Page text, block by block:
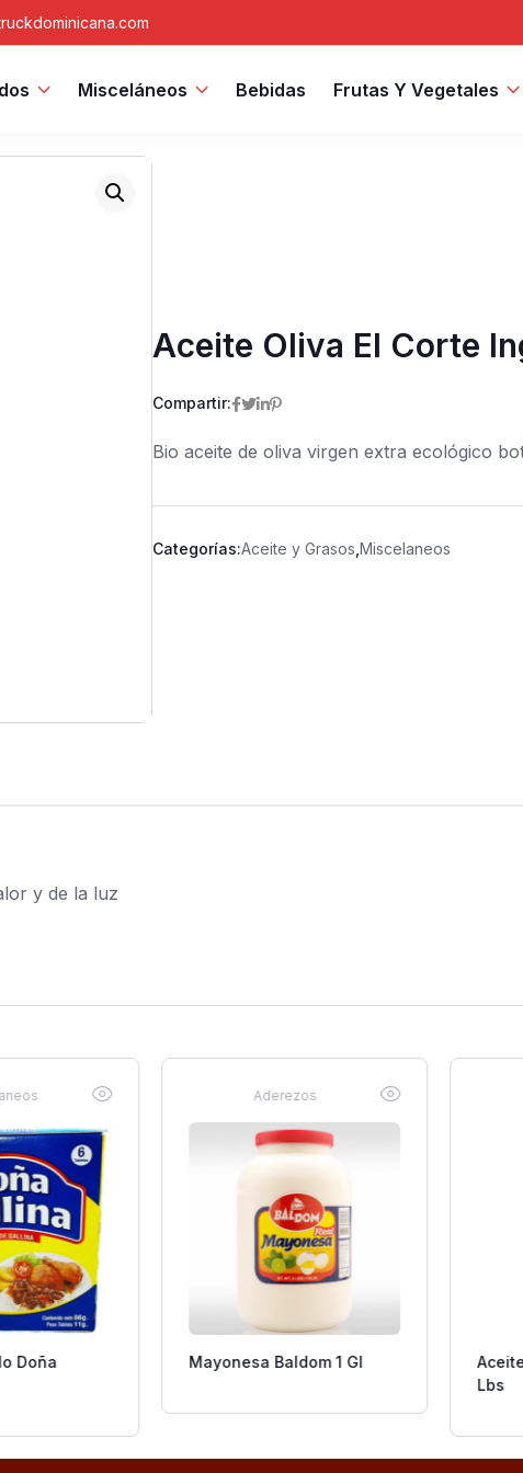
Misceláneos Bebidas Frutas Y Vegetales
Aceite Oliva El Corte
Compartir:
Bio aceite de oliva virgen extra ecológico
Categorías:Aceite y Grasos ,Miscelaneos
y de la luz
Doña
Aderezos
Mayonesa Baldom 1 Gl
Lbs